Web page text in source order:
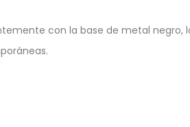
con la base de metal negro,